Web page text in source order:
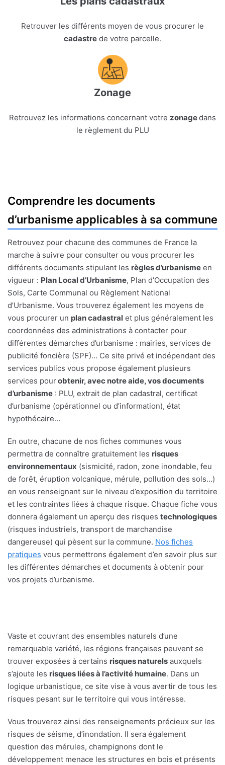
Retrouver les différents moyen de vous procurer le
cadastre de votre parcelle.
Zonage
Retrouvez les informations concernant votre zonagedans
le règlement du PLU
Comprendre les documents
d’urbanisme applicables à sa commune
Retrouvez pour chacune des communes de France la
marche à suivre pour consulter ou vous procurer les
différents documents stipulant les règles d’urbanisme en
vigueur : Plan Local d’Urbanisme, Plan d’Occupation des
Sols, Carte Communal ou Règlement National
d’Urbanisme. Vous trouverez également les moyens de
vous procurer un plan cadastral et plus généralement les
coordonnées des administrations à contacter pour
différentes démarches d’urbanisme : mairies, services de
publicité foncière (SPF)… Ce site privé et indépendant des
services publics vous propose également plusieurs
services pourobtenir, avec notre aide, vos documents
d’urbanisme : PLU, extrait de plan cadastral, certificat
d’urbanisme (opérationnel ou d’information), état
hypothécaire…
En outre, chacune de nos fiches communes vous
permettra de connaître gratuitement les risques
environnementaux (sismicité, radon, zone inondable, feu
de forêt, éruption volcanique, mérule, pollution des sols…)
en vous renseignant sur le niveau d’exposition du territoire
et les contraintes liées à chaque risque. Chaque fiche vous
donnera également un aperçu des risques technologiques
(risques industriels, transport de marchandise
dangereuse) qui pèsent sur la commune. Nos fiches
pratiques vous permettrons également d’en savoir plus sur
les différentes démarches et documents à obtenir pour
vos projets d’urbanisme.
Vaste et couvrant des ensembles naturels d’une
remarquable variété, les régions françaises peuvent se
trouver exposées à certains risques naturels auxquels
s’ajoute les risques liées à l’activité humaine. Dans un
logique urbanistique, ce site vise à vous avertir de tous les
risques pesant sur le territoire qui vous intéresse.
Vous trouverez ainsi des renseignements précieux sur les
risques de séisme, d’inondation. Il sera également
question des mérules, champignons dont le
développement menace les structures en bois et présents